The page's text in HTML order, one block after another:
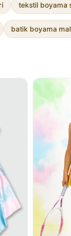
tekstil boyama
batik boyama